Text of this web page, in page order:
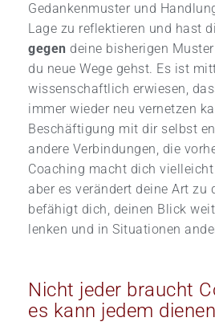
Gedankenmuster und
Lage zu reflektieren und hast
gegen deine bisherigen
du neue Wege gehst. Es ist
wissenschaftlich erwiesen,
immer wieder neu vernetzen
Beschäftigung mit dir selbst
andere Verbindungen, die
Coaching macht dich
aber es verändert deine Art zu
befähigt dich, deinen Blick
lenken und in Situationen
Nicht jeder braucht
es kann jedem